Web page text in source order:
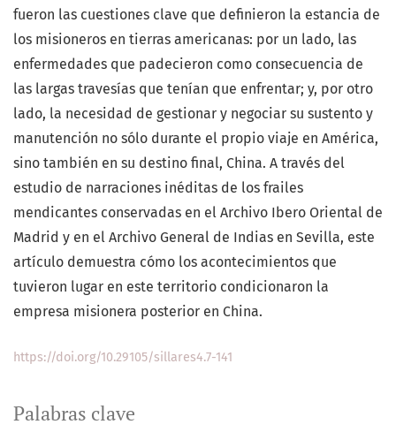
Palabras clave
fueron las cuestiones clave que definieron la estancia de
los misioneros en tierras americanas: por un lado, las
enfermedades que padecieron como consecuencia de
las largas travesías que tenían que enfrentar; y, por otro
lado, la necesidad de gestionar y negociar su sustento y
manutención no sólo durante el propio viaje en América,
sino también en su destino final, China. A través del
estudio de narraciones inéditas de los frailes
mendicantes conservadas en el Archivo Ibero Oriental de
Madrid y en el Archivo General de Indias en Sevilla, este
artículo demuestra cómo los acontecimientos que
tuvieron lugar en este territorio condicionaron la
empresa misionera posterior en China.
https://doi.org/10.29105/sillares4.7-141